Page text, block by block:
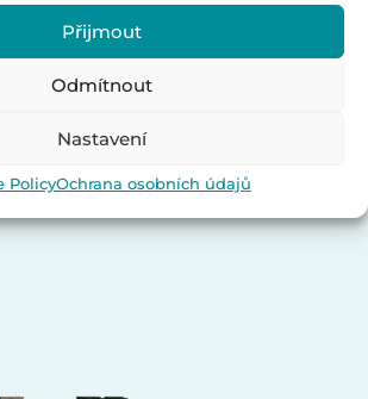
Přijmout
Odmítnout
Nastavení
PolicyOchrana osobních údajů